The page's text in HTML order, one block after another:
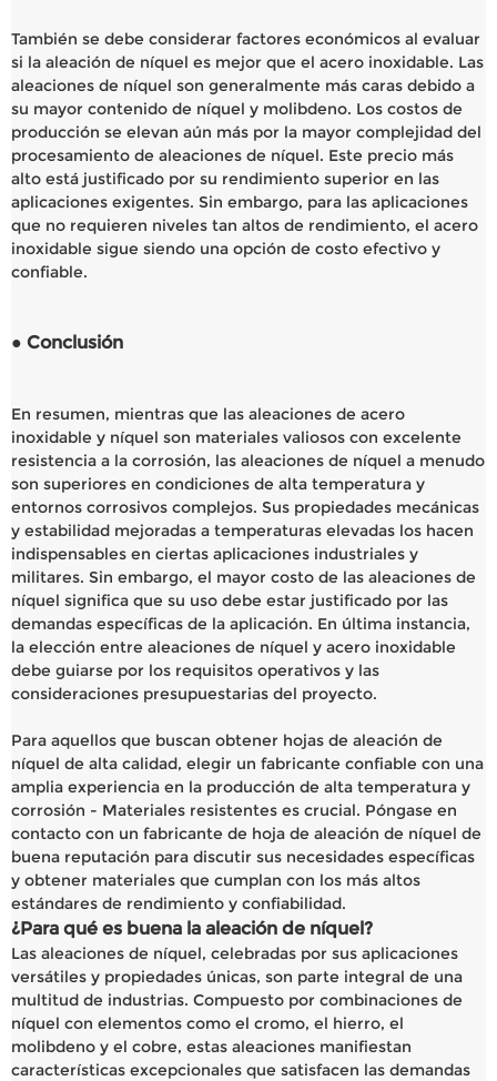
También se debe considerar factores económicos al evaluar
si la aleación de níquel es mejor que el acero inoxidable. Las
aleaciones de níquel son generalmente más caras debido a
su mayor contenido de níquel y molibdeno. Los costos de
producción se elevan aún más por la mayor complejidad del
procesamiento de aleaciones de níquel. Este precio más
alto está justificado por su rendimiento superior en las
aplicaciones exigentes. Sin embargo, para las aplicaciones
que no requieren niveles tan altos de rendimiento, el acero
inoxidable sigue siendo una opción de costo efectivo y
confiable.
● Conclusión
En resumen, mientras que las aleaciones de acero
inoxidable y níquel son materiales valiosos con excelente
resistencia a la corrosión, las aleaciones de níquel a menudo
son superiores en condiciones de alta temperatura y
entornos corrosivos complejos. Sus propiedades mecánicas
y estabilidad mejoradas a temperaturas elevadas los hacen
indispensables en ciertas aplicaciones industriales y
militares. Sin embargo, el mayor costo de las aleaciones de
níquel significa que su uso debe estar justificado por las
demandas específicas de la aplicación. En última instancia,
la elección entre aleaciones de níquel y acero inoxidable
debe guiarse por los requisitos operativos y las
consideraciones presupuestarias del proyecto.
Para aquellos que buscan obtener hojas de aleación de
níquel de alta calidad, elegir un fabricante confiable con una
amplia experiencia en la producción de alta temperatura y
corrosión - Materiales resistentes es crucial. Póngase en
contacto con un fabricante de hoja de aleación de níquel de
buena reputación para discutir sus necesidades específicas
y obtener materiales que cumplan con los más altos
estándares de rendimiento y confiabilidad.
¿Para qué es buena la aleación de níquel?
Las aleaciones de níquel, celebradas por sus aplicaciones
versátiles y propiedades únicas, son parte integral de una
multitud de industrias. Compuesto por combinaciones de
níquel con elementos como el cromo, el hierro, el
molibdeno y el cobre, estas aleaciones manifiestan
características excepcionales que satisfacen las demandas